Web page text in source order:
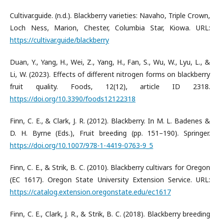
Cultivar.guide. (n.d.). Blackberry varieties: Navaho, Triple Crown,
Loch Ness, Marion, Chester, Columbia Star, Kiowa. URL:
https://cultivar.guide/blackberry
Duan, Y., Yang, H., Wei, Z., Yang, H., Fan, S., Wu, W., Lyu, L., &
Li, W. (2023). Effects of different nitrogen forms on blackberry
fruit quality. Foods, 12(12), article ID 2318.
https://doi.org/10.3390/foods12122318
Finn, C. E., & Clark, J. R. (2012). Blackberry. In M. L. Badenes &
D. H. Byrne (Eds.), Fruit breeding (pp. 151–190). Springer.
https://doi.org/10.1007/978-1-4419-0763-9_5
Finn, C. E., & Strik, B. C. (2010). Blackberry cultivars for Oregon
(EC 1617). Oregon State University Extension Service. URL:
https://catalog.extension.oregonstate.edu/ec1617
Finn, C. E., Clark, J. R., & Strik, B. C. (2018). Blackberry breeding